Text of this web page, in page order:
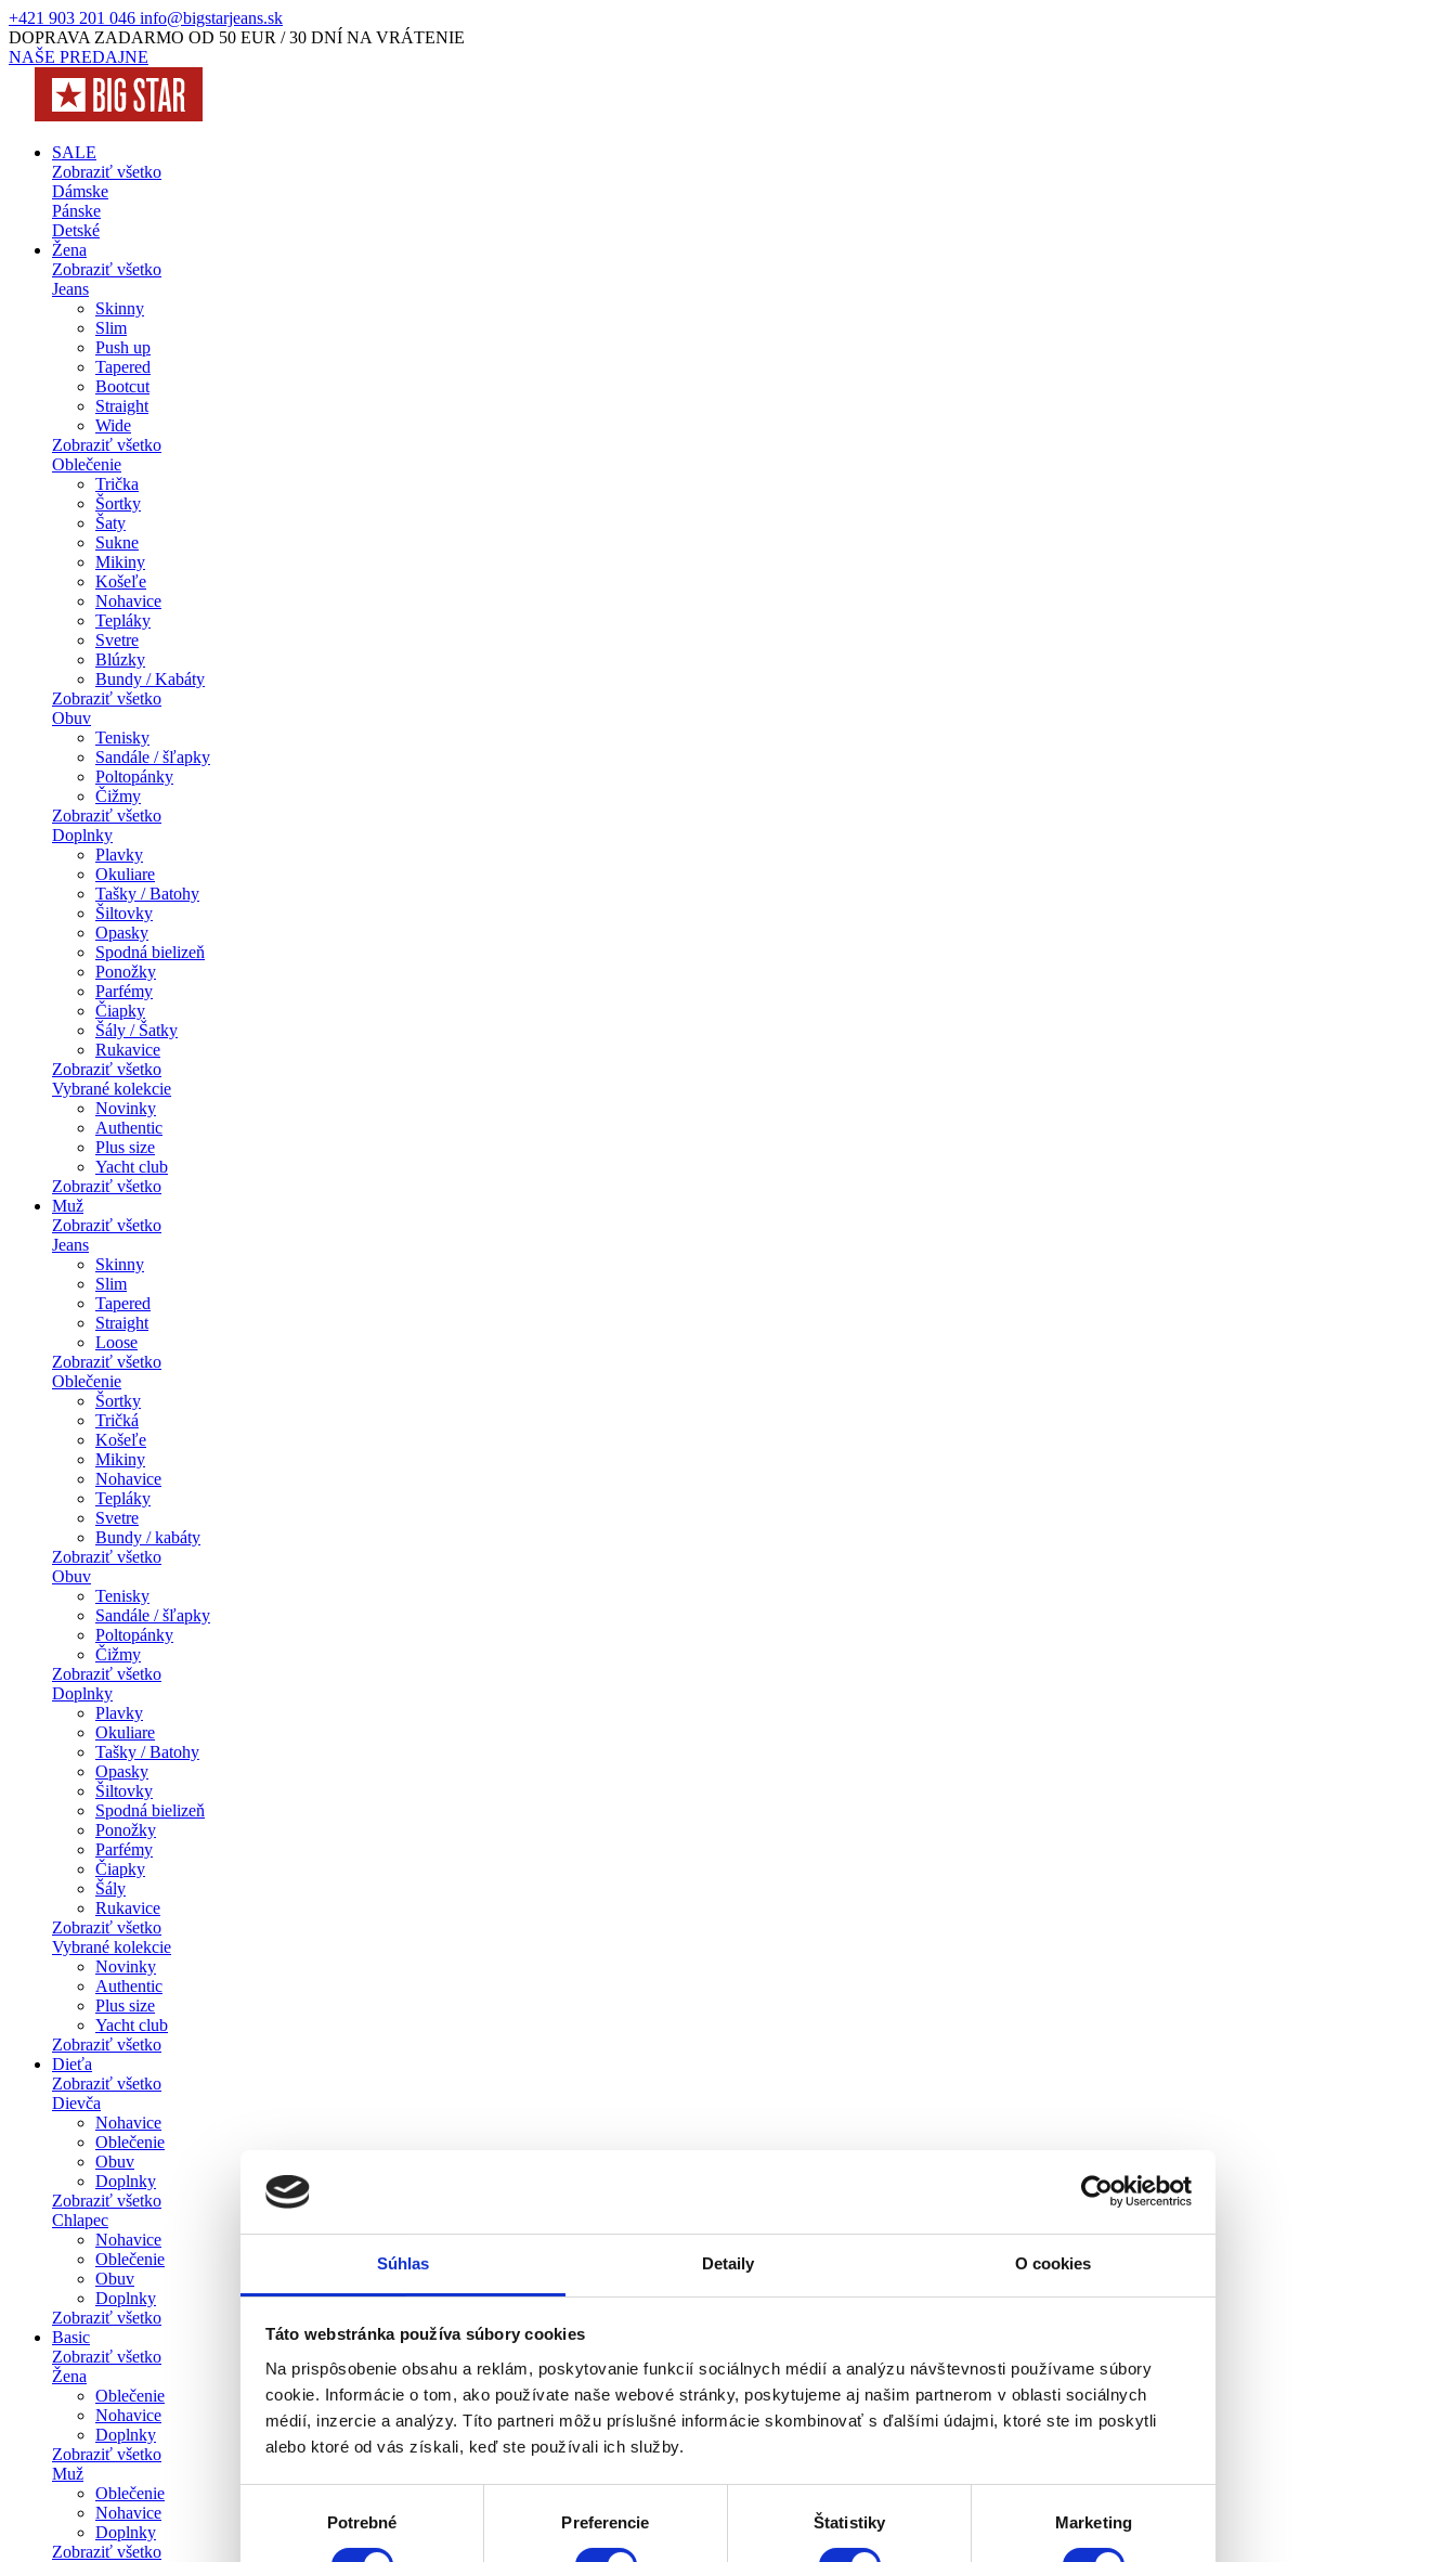
Súhlas Detaily O cookies
Táto webstránka používa súbory cookies
Na prispôsobenie obsahu a reklám, poskytovanie funkcií sociálnych médií a analýzu návštevnosti používame súbory
cookie. Informácie o tom, ako používate naše webové stránky, poskytujeme aj našim partnerom v oblasti sociálnych
médií, inzercie a analýzy. Títo partneri môžu príslušné informácie skombinovať s ďalšími údajmi, ktoré ste im poskytli
alebo ktoré od vás získali, keď ste používali ich služby.
Potrebné Preferencie Štatistiky Marketing
+421 903 201 046 info@bigstarjeans.sk
DOPRAVA ZADARMO OD 50 EUR / 30 DNÍ NA VRÁTENIE
NAŠE PREDAJNE
SALE
Zobraziť všetko
Dámske
Pánske
Detské
Žena
Zobraziť všetko
Jeans
Skinny
Slim
Push up
Tapered
Bootcut
Straight
Wide
Zobraziť všetko
Oblečenie
Trička
Šortky
Šaty
Sukne
Mikiny
Košeľe
Nohavice
Tepláky
Svetre
Blúzky
Bundy / Kabáty
Zobraziť všetko
Obuv
Tenisky
Sandále / šľapky
Poltopánky
Čižmy
Zobraziť všetko
Doplnky
Plavky
Okuliare
Tašky / Batohy
Šiltovky
Opasky
Spodná bielizeň
Ponožky
Parfémy
Čiapky
Šály / Šatky
Rukavice
Zobraziť všetko
Vybrané kolekcie
Novinky
Authentic
Plus size
Yacht club
Zobraziť všetko
Muž
Zobraziť všetko
Jeans
Skinny
Slim
Tapered
Straight
Loose
Zobraziť všetko
Oblečenie
Šortky
Tričká
Košeľe
Mikiny
Nohavice
Tepláky
Svetre
Bundy / kabáty
Zobraziť všetko
Obuv
Tenisky
Sandále / šľapky
Poltopánky
Čižmy
Zobraziť všetko
Doplnky
Plavky
Okuliare
Tašky / Batohy
Opasky
Šiltovky
Spodná bielizeň
Ponožky
Parfémy
Čiapky
Šály
Rukavice
Zobraziť všetko
Vybrané kolekcie
Novinky
Authentic
Plus size
Yacht club
Zobraziť všetko
Dieťa
Zobraziť všetko
Dievča
Nohavice
Oblečenie
Obuv
Doplnky
Zobraziť všetko
Chlapec
Nohavice
Oblečenie
Obuv
Doplnky
Zobraziť všetko
Basic
Zobraziť všetko
Žena
Oblečenie
Nohavice
Doplnky
Zobraziť všetko
Muž
Oblečenie
Nohavice
Doplnky
Zobraziť všetko